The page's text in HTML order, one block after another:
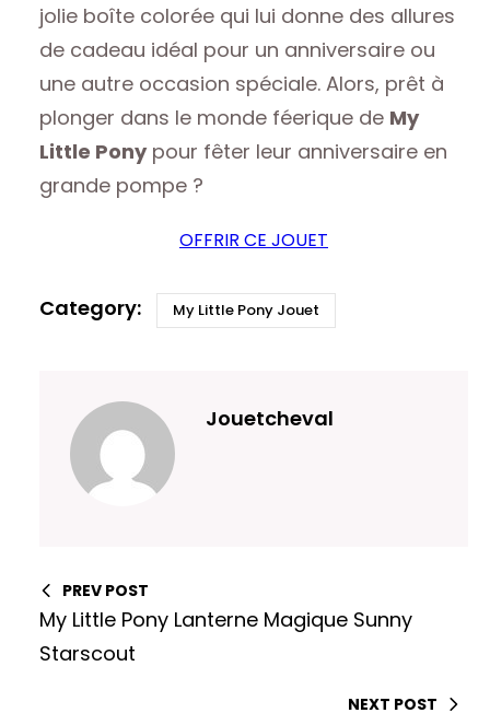
jolie boîte colorée qui lui donne des allures
de cadeau idéal pour un anniversaire ou
une autre occasion spéciale. Alors, prêt à
plonger dans le monde féerique de My
Little Ponypour fêter leur anniversaire en
grande pompe ?
OFFRIR CE JOUET
My Little Pony Jouet
Jouetcheval
PREV POST
My Little Pony Lanterne Magique Sunny
Starscout
NEXT POST